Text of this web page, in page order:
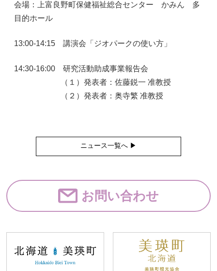
会場：上富良野町保健福祉総合センター かみん 多
目的ホール
13:00-14:15 講演会「ジオパークの使い方」
14:30-16:00 研究活動助成事業報告会
（１）発表者：佐藤鋭一 准教授
（２）発表者：奥寺繁 准教授
ニュース一覧へ ▶︎
お問い合わせ